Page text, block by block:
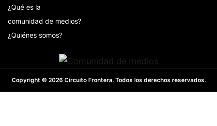
¿Qué es la
comunidad de medios?
¿Quiénes somos?
Copyright © 2026 Circuito Frontera. Todos los derechos reservados.